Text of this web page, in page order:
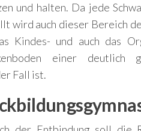
und halten. Da jede
wird auch dieser Bereich
Kindes- und auch das
einer deutlich
Fall ist.